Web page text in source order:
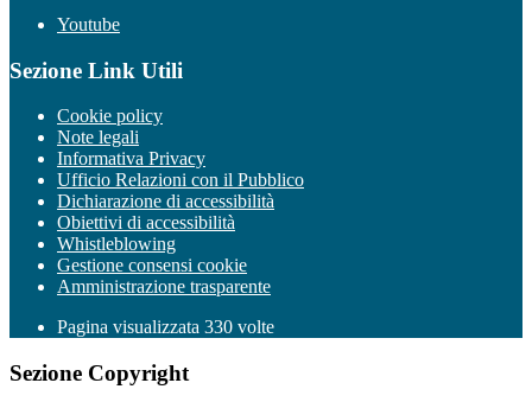
Youtube
Sezione Link Utili
Cookie policy
Note legali
Informativa Privacy
Ufficio Relazioni con il Pubblico
Dichiarazione di accessibilità
Obiettivi di accessibilità
Whistleblowing
Gestione consensi cookie
Amministrazione trasparente
Pagina visualizzata 330 volte
Sezione Copyright